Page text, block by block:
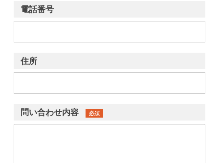
電話番号
住所
問い合わせ内容 必須